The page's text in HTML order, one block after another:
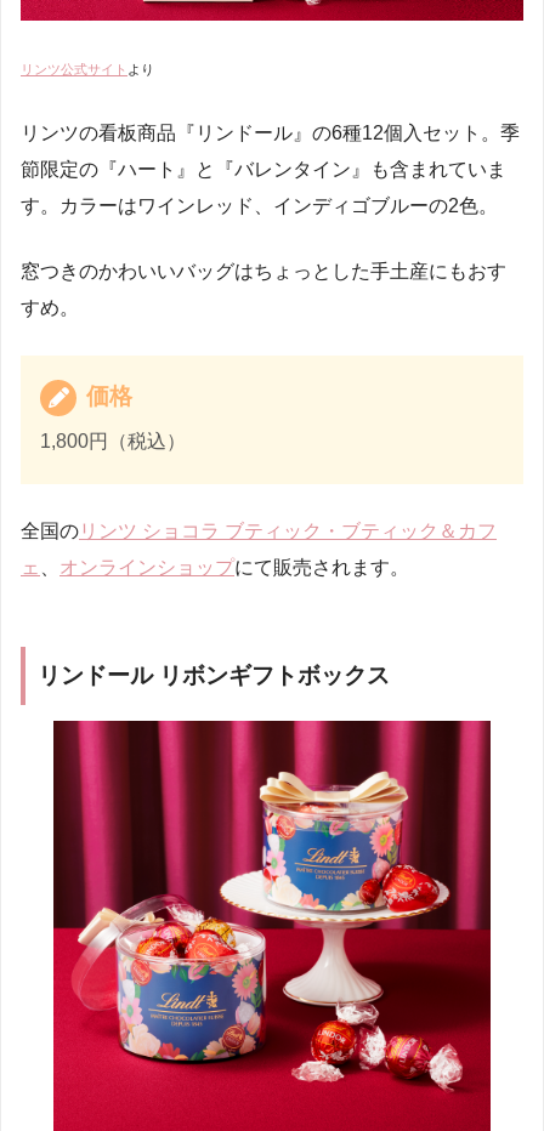
リンツ公式サイト より
リンツの看板商品『リンドール』の6種12個入セット。季
節限定の『ハート』と『バレンタイン』も含まれていま
す。カラーはワインレッド、インディゴブルーの2色。
窓つきのかわいいバッグはちょっとした手土産にもおす
すめ。
価格
1,800円（税込）
全国の リンツ ショコラ ブティック・ブティック＆カフ
ェ
オンラインショップにて販売されます。
リンドール リボンギフトボックス